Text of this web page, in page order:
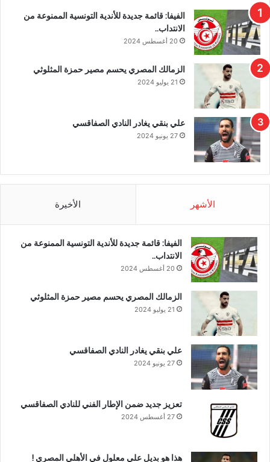
الفيفا: قائمة جديدة للأندية التونسية الممنوعة من
الانتداب..
20 أغسطس 2024
الزمالك المصري يحسم مصير حمزة المثلوثي
21 يوليو 2024
علي بنقي يغادر النادي الصفاقسي
27 يونيو 2024
الأشهر الأخيرة
الفيفا: قائمة جديدة للأندية التونسية الممنوعة من
الانتداب..
20 أغسطس 2024
الزمالك المصري يحسم مصير حمزة المثلوثي
21 يوليو 2024
علي بنقي يغادر النادي الصفاقسي
27 يونيو 2024
تعزيز جديد ضمن الإطار الفني للنادي الصفاقسي
27 أغسطس 2024
هذا هو بديل علي معلول في الأهلي المصري !